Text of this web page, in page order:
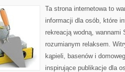
Ta strona internetowa to
informacji dla osób, które
rekreacją wodną, wannami
rozumianym relaksem.
kąpieli, basenów i
inspirujące publikacje dla